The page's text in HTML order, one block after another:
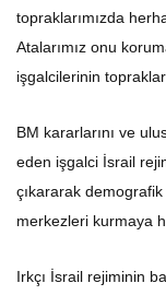
topraklarımızda
Atalarımız onu
işgalcilerinin
BM kararlarını ve
eden işgalci İsrail
çıkararak
merkezleri kurmaya
Irkçı İsrail rejiminin